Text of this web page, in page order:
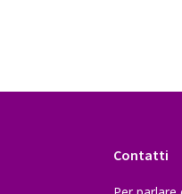
Contatti